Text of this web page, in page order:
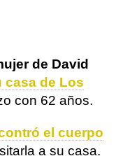
de David
casa de Los
con 62 años.
el cuerpo
a su casa.